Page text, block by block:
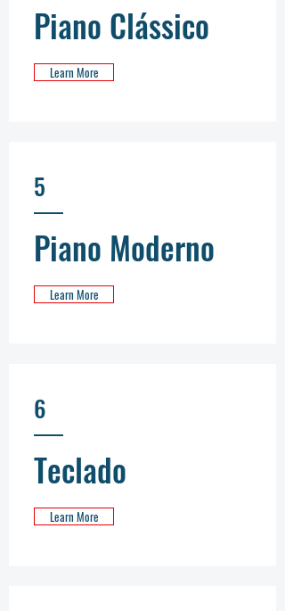
Piano Clássico
Learn More
5
Piano Moderno
Learn More
6
Teclado
Learn More